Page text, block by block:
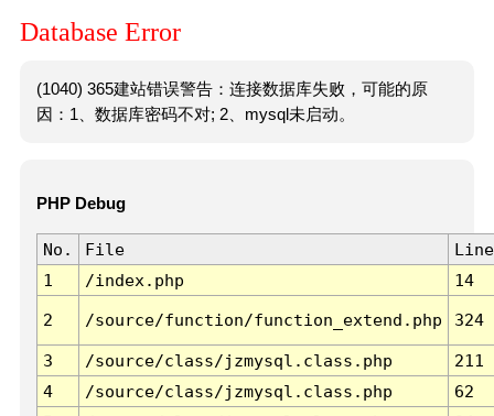
Database Error
(1040) 365建站错误警告：连接数据库失败，可能的原
因：1、数据库密码不对; 2、mysql未启动。
PHP Debug
No. File
Line
1
/index.php 14
2 /source/function/function_extend.php 324
3 /source/class/jzmysql.class.php
211
4
/source/class/jzmysql.class.php
62